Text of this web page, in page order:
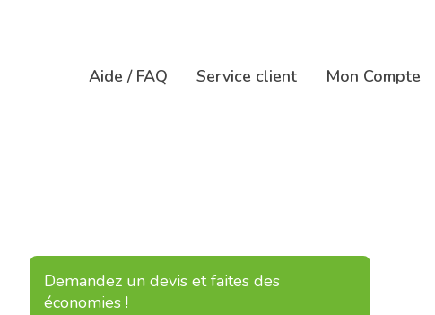
Aide / FAQ Service client Mon Compte
Demandez un devis et faites des
économies !